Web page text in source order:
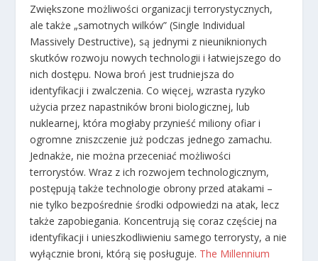
Zwiększone możliwości organizacji terrorystycznych,
ale także „samotnych wilków” (Single Individual
Massively Destructive), są jednymi z nieuniknionych
skutków rozwoju nowych technologii i łatwiejszego do
nich dostępu. Nowa broń jest trudniejsza do
identyfikacji i zwalczenia. Co więcej, wzrasta ryzyko
użycia przez napastników broni biologicznej, lub
nuklearnej, która mogłaby przynieść miliony ofiar i
ogromne zniszczenie już podczas jednego zamachu.
Jednakże, nie można przeceniać możliwości
terrorystów. Wraz z ich rozwojem technologicznym,
postępują także technologie obrony przed atakami –
nie tylko bezpośrednie środki odpowiedzi na atak, lecz
także zapobiegania. Koncentrują się coraz częściej na
identyfikacji i unieszkodliwieniu samego terrorysty, a nie
wyłącznie broni, którą się posługuje. The Millennium